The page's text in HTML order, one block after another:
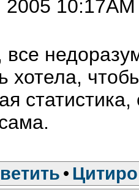
10:17AM
все
хотела,
•